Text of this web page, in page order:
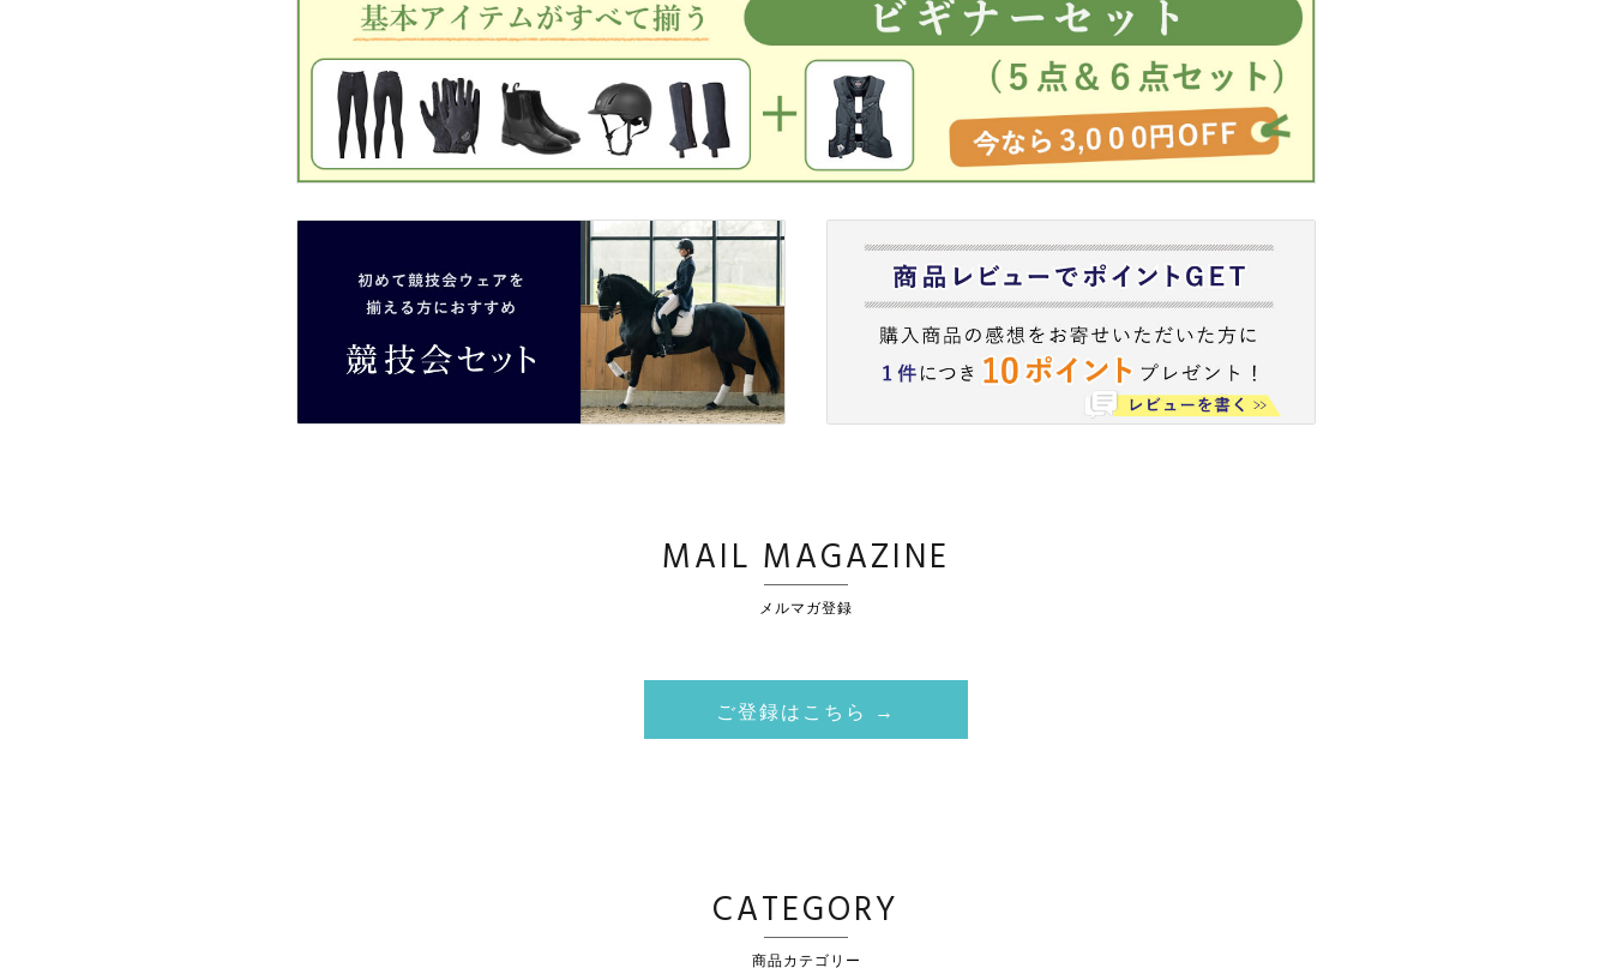
MAIL MAGAZINE
メルマガ登録
ご登録はこちら →
CATEGORY
商品カテゴリー